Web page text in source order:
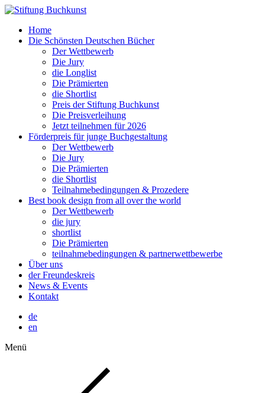
Home
Die Schönsten Deutschen Bücher
Der Wettbewerb
Die Jury
die Longlist
Die Prämierten
die Shortlist
Preis der Stiftung Buchkunst
Die Preisverleihung
Jetzt teilnehmen für 2026
Förderpreis für junge Buchgestaltung
Der Wettbewerb
Die Jury
Die Prämierten
die Shortlist
Teilnahmebedingungen & Prozedere
Best book design from all over the world
Der Wettbewerb
die jury
shortlist
Die Prämierten
teilnahmebedingungen & partnerwettbewerbe
Über uns
der Freundeskreis
News & Events
Kontakt
de
en
Menü